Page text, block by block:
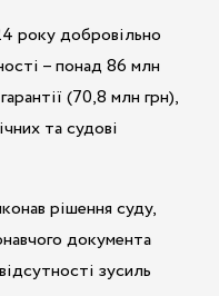
року добровільно
– понад 86 млн
(70,8 млн грн),
та судові
рішення суду,
документа
зусиль